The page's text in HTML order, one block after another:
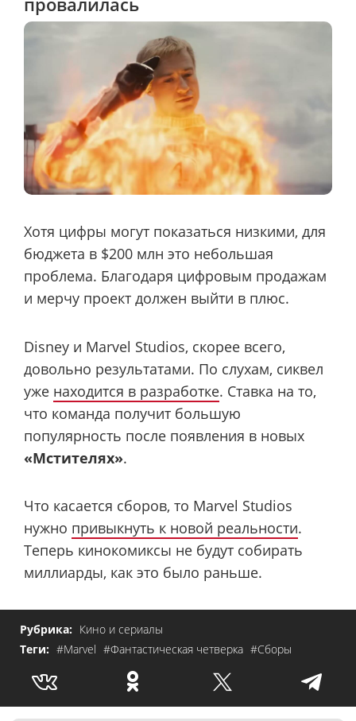
Хотя цифры могут показаться низкими, для
бюджета в $200 млн это небольшая
проблема. Благодаря цифровым продажам
и мерчу проект должен выйти в плюс.
Disney и Marvel Studios, скорее всего,
довольно результатами. По слухам, сиквел
уже находится в разработке. Ставка на то,
что команда получит большую
популярность после появления в новых
«Мстителях».
Что касается сборов, то Marvel Studios
нужно привыкнуть к новой реальности.
Теперь кинокомиксы не будут собирать
миллиарды, как это было раньше.
Рубрика: Кино и сериалы
Теги: #Marvel #Фантастическая четверка #Сборы